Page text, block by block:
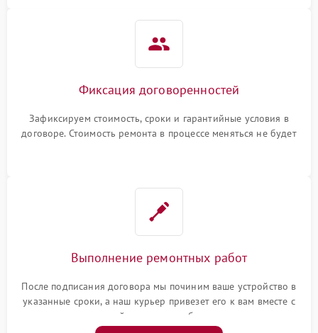
Фиксация договоренностей
Зафиксируем стоимость, сроки и гарантийные условия в
договоре. Стоимость ремонта в процессе меняться не будет
Выполнение ремонтных работ
После подписания договора мы починим ваше устройство в
указанные сроки, а наш курьер привезет его к вам вместе с
гарантийным талоном бесплатно